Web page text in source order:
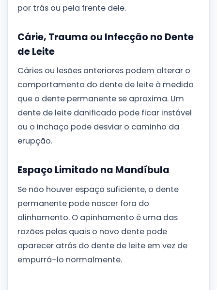
por trás ou pela frente dele.
Cárie, Trauma ou Infecção no Dente
de Leite
Cáries ou lesões anteriores podem alterar o
comportamento do dente de leite à medida
que o dente permanente se aproxima. Um
dente de leite danificado pode ficar instável
ou o inchaço pode desviar o caminho da
erupção.
Espaço Limitado na Mandíbula
Se não houver espaço suficiente, o dente
permanente pode nascer fora do
alinhamento. O apinhamento é uma das
razões pelas quais o novo dente pode
aparecer atrás do dente de leite em vez de
empurrá-lo normalmente.